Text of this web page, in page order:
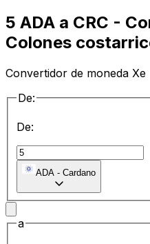
5 ADA a CRC -
Colones
Convertidor de moneda Xe
De:
De:
ADA - Cardano
a